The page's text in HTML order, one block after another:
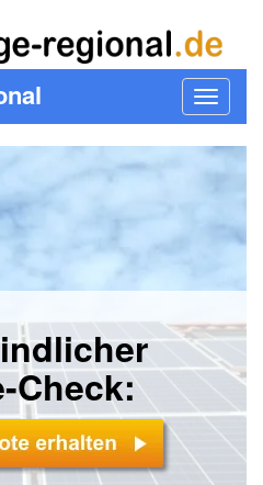
Toggle
Check: